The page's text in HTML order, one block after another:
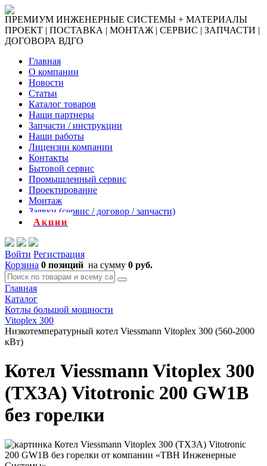
ПРЕМИУМ ИНЖЕНЕРНЫЕ СИСТЕМЫ + МАТЕРИАЛЫ
ПРОЕКТ | ПОСТАВКА | МОНТАЖ | СЕРВИС | ЗАПЧАСТИ |
ДОГОВОРА ВДГО
Главная
О компании
Новости
Статьи
Каталог товаров
Наши партнеры
Запчасти / инструкции
Наши работы
Лицензии компании
Контакты
Бытовой сервис
Промышленный сервис
Проектирование
Монтаж
Заявки (сервис / договор / запчасти)
Акции
Войти Регистрация
Корзина 0 позиций на сумму 0 руб.
Главная
Каталог
Котлы большой мощности
Vitoplex 300
Низкотемпературный котел Viessmann Vitoplex 300 (560-2000
кВт)
Котел Viessmann Vitoplex 300
(TX3A) Vitotronic 200 GW1B
без горелки